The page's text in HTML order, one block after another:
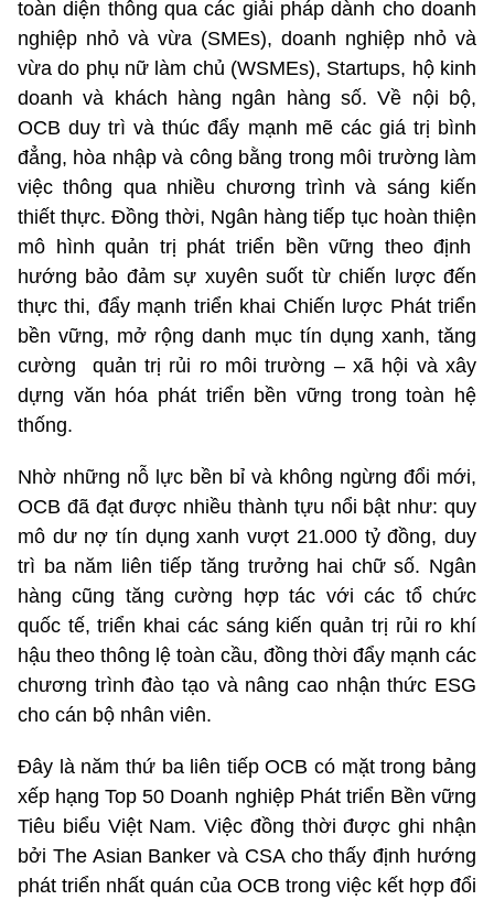
toàn diện thông qua các giải pháp dành cho doanh
nghiệp nhỏ và vừa (SMEs), doanh nghiệp nhỏ và
vừa do phụ nữ làm chủ (WSMEs), Startups, hộ kinh
doanh và khách hàng ngân hàng số.Về nội bộ,
OCB duy trì và thúc đẩy mạnh mẽ các giá trị bình
đẳng, hòa nhập và công bằng trong môi trường làm
việc thông qua nhiều chương trình và sáng kiến
thiết thực. Đồng thời, Ngân hàng tiếp tục hoàn thiện
mô hình quản trị phát triển bền vững theo định
hướng bảo đảm sự xuyên suốt từ chiến lược đến
thực thi, đẩy mạnh triển khai Chiến lược Phát triển
bền vững, mở rộng danh mục tín dụng xanh, tăng
cường quản trị rủi ro môi trường – xã hội và xây
dựng văn hóa phát triển bền vững trong toàn hệ
thống.
Nhờ những nỗ lực bền bỉ và không ngừng đổi mới,
OCB đã đạt được nhiều thành tựu nổi bật như: quy
mô dư nợ tín dụng xanh vượt 21.000 tỷ đồng, duy
trì ba năm liên tiếp tăng trưởng hai chữ số. Ngân
hàng cũng tăng cường hợp tác với các tổ chức
quốc tế, triển khai các sáng kiến quản trị rủi ro khí
hậu theo thông lệ toàn cầu, đồng thời đẩy mạnh các
chương trình đào tạo và nâng cao nhận thức ESG
cho cán bộ nhân viên.
Đây là năm thứ ba liên tiếp OCB có mặt trong bảng
xếp hạng Top 50 Doanh nghiệp Phát triển Bền vững
Tiêu biểu Việt Nam. Việc đồng thời được ghi nhận
bởi The Asian Banker và CSA cho thấy định hướng
phát triển nhất quán của OCB trong việc kết hợp đổi